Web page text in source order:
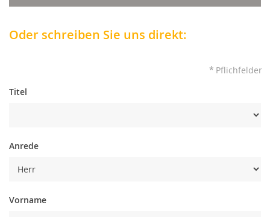
Oder schreiben Sie uns direkt:
* Pflichfelder
Titel
Anrede
Vorname